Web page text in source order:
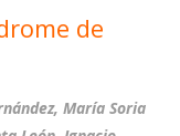
de
María Soria